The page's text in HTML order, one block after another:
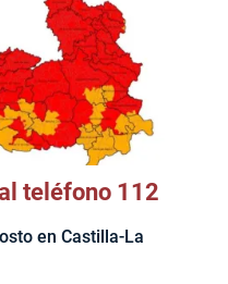
teléfono 112
en Castilla-La